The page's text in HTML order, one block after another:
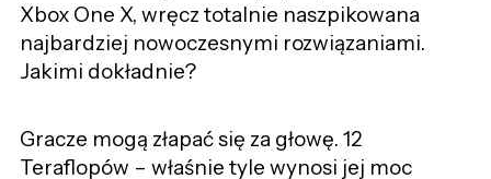
Xbox One X, wręcz totalnie naszpikowana
najbardziej nowoczesnymi rozwiązaniami.
Jakimi dokładnie?
Gracze mogą złapać się za głowę. 12
Teraflopów – właśnie tyle wynosi jej moc